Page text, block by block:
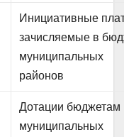
Инициативные
зачисляемые в
муниципальных
районов
Дотации бюджетам
муниципальных